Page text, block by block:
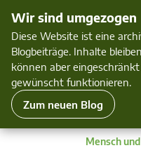
Wir sind umgezogen
Diese Website ist eine
Blogbeiträge. Inhalte
können aber
gewünscht funktionieren.
Zum neuen Blog
Mensch